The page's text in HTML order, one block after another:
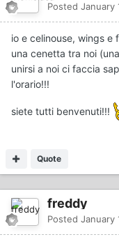
Posted January
io e celinouse, wings
una cenetta tra noi
unirsi a noi ci faccia
l'orario!!!
siete tutti benvenuti!!!
Quote
freddy
Posted January